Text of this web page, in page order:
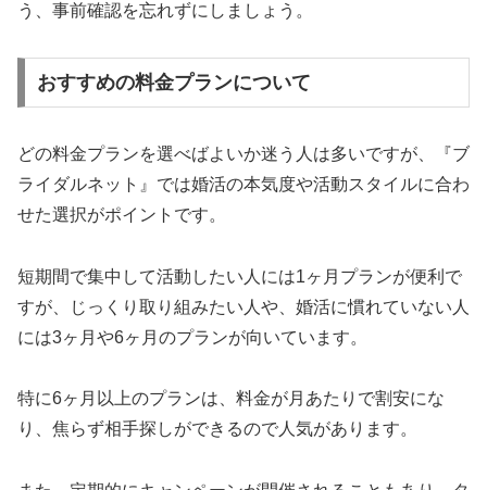
う、事前確認を忘れずにしましょう。
おすすめの料金プランについて
どの料金プランを選べばよいか迷う人は多いですが、『ブ
ライダルネット』では婚活の本気度や活動スタイルに合わ
せた選択がポイントです。
短期間で集中して活動したい人には1ヶ月プランが便利で
すが、じっくり取り組みたい人や、婚活に慣れていない人
には3ヶ月や6ヶ月のプランが向いています。
特に6ヶ月以上のプランは、料金が月あたりで割安にな
り、焦らず相手探しができるので人気があります。